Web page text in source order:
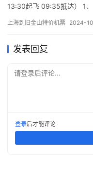
13:30起飞 09:35抵达） 1
(class) (Departure Time)
上海到旧金山特价机票 2024-
发表回复
请登录后评论...
登录后才能评论